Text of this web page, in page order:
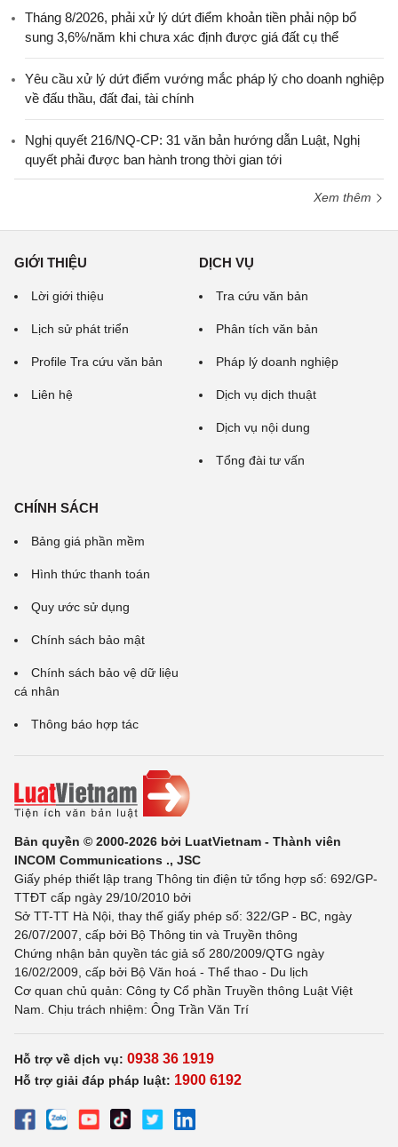
Tháng 8/2026, phải xử lý dứt điểm khoản tiền phải nộp bổ
sung 3,6%/năm khi chưa xác định được giá đất cụ thể
Yêu cầu xử lý dứt điểm vướng mắc pháp lý cho doanh nghiệp
về đấu thầu, đất đai, tài chính
Nghị quyết 216/NQ-CP: 31 văn bản hướng dẫn Luật, Nghị
quyết phải được ban hành trong thời gian tới
Xem thêm
GIỚI THIỆU
Lời giới thiệu
Lịch sử phát triển
Profile Tra cứu văn bản
Liên hệ
DỊCH VỤ
Tra cứu văn bản
Phân tích văn bản
Pháp lý doanh nghiệp
Dịch vụ dịch thuật
Dịch vụ nội dung
Tổng đài tư vấn
CHÍNH SÁCH
Bảng giá phần mềm
Hình thức thanh toán
Quy ước sử dụng
Chính sách bảo mật
Chính sách bảo vệ dữ liệu
cá nhân
Thông báo hợp tác
Bản quyền © 2000-2026 bởi LuatVietnam - Thành viên
INCOM Communications ., JSC
Giấy phép thiết lập trang Thông tin điện tử tổng hợp số: 692/GP-
TTĐT cấp ngày 29/10/2010 bởi
Sở TT-TT Hà Nội, thay thế giấy phép số: 322/GP - BC, ngày
26/07/2007, cấp bởi Bộ Thông tin và Truyền thông
Chứng nhận bản quyền tác giả số 280/2009/QTG ngày
16/02/2009, cấp bởi Bộ Văn hoá - Thể thao - Du lịch
Cơ quan chủ quản: Công ty Cổ phần Truyền thông Luật Việt
Nam. Chịu trách nhiệm: Ông Trần Văn Trí
Hỗ trợ về dịch vụ: 0938 36 1919
Hỗ trợ giải đáp pháp luật: 1900 6192